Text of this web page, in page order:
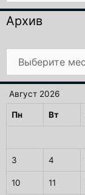
Архив
Архив
Август 2026
Пн Вт
3 4
10 11